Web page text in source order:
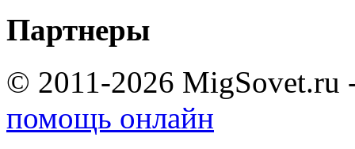
Партнеры
© 2011-2026 MigSovet.ru
помощь онлайн